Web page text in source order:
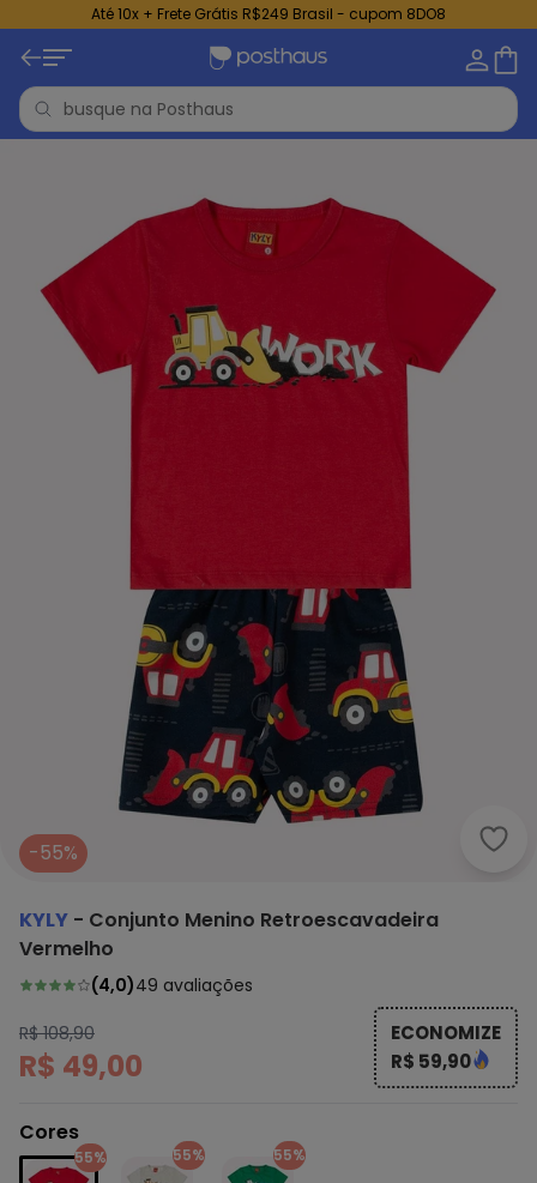
Até 10x + Frete Grátis R$249 Brasil - cupom 8DO8
-55%
KYLY - Conjunto Menino Retroescavadeira
Vermelho
(4,0)49 avaliações
R$ 108,90
R$ 49,00
ECONOMIZE
R$ 59,90
Cores
55% 55% 55%